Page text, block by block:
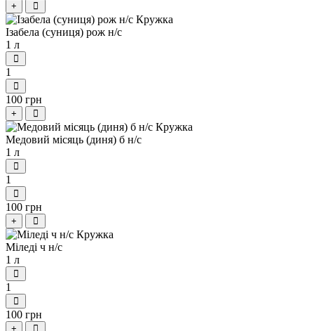
+
Ізабела (суниця) рож н/с
1 л
1
100 грн
+
Медовий місяць (диня) б н/с
1 л
1
100 грн
+
Міледі ч н/с
1 л
1
100 грн
+